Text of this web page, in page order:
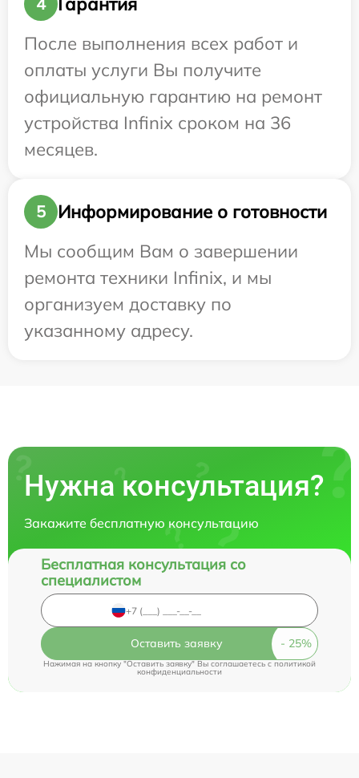
После выполнения всех работ и
оплаты услуги Вы получите
официальную гарантию на ремонт
устройства Infinix сроком на 36
месяцев.
5
Информирование о готовности
Мы сообщим Вам о завершении
ремонта техники Infinix, и мы
организуем доставку по
указанному адресу.
Нужна консультация?
Закажите бесплатную консультацию
Бесплатная консультация со
специалистом
Оставить заявку
Нажимая на кнопку "Оставить заявку" Вы соглашаетесь c политикой
конфиденциальности